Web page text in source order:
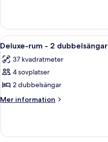
sängar
-
queensize-
Öppna
alla
foton
för
Deluxe-
rum
dubbelsängar
9
Deluxe-rum - 2 dubbelsängar
37 kvadratmeter
4 sovplatser
2 dubbelsängar
Mer information
Mer
rum